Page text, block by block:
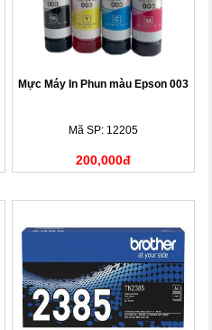
Mực Máy In Phun màu Epson 003
Mã SP: 12205
200,000đ